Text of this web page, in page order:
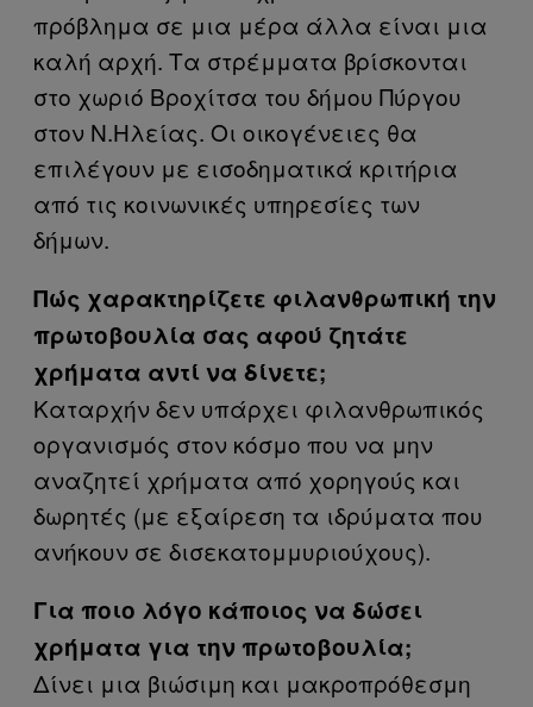
πρόβλημα σε μια μέρα άλλα είναι μια
καλή αρχή. Τα στρέμματα βρίσκονται
στο χωριό Βροχίτσα του δήμου Πύργου
στον Ν.Ηλείας. Οι οικογένειες θα
επιλέγουν με εισοδηματικά κριτήρια
από τις κοινωνικές υπηρεσίες των
δήμων.
Πώς χαρακτηρίζετε φιλανθρωπική την
πρωτοβουλία σας αφού ζητάτε
χρήματα αντί να δίνετε;
Καταρχήν δεν υπάρχει φιλανθρωπικός
οργανισμός στον κόσμο που να μην
αναζητεί χρήματα από χορηγούς και
δωρητές (με εξαίρεση τα ιδρύματα που
ανήκουν σε δισεκατομμυριούχους).
Για ποιο λόγο κάποιος να δώσει
χρήματα για την πρωτοβουλία;
Δίνει μια βιώσιμη και μακροπρόθεσμη